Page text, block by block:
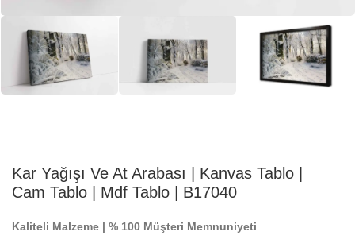
Kar Yağışı Ve At Arabası | Kanvas Tablo |
Cam Tablo | Mdf Tablo | B17040
Kaliteli Malzeme | % 100 Müşteri Memnuniyeti